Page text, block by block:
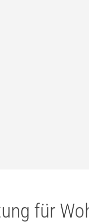
für